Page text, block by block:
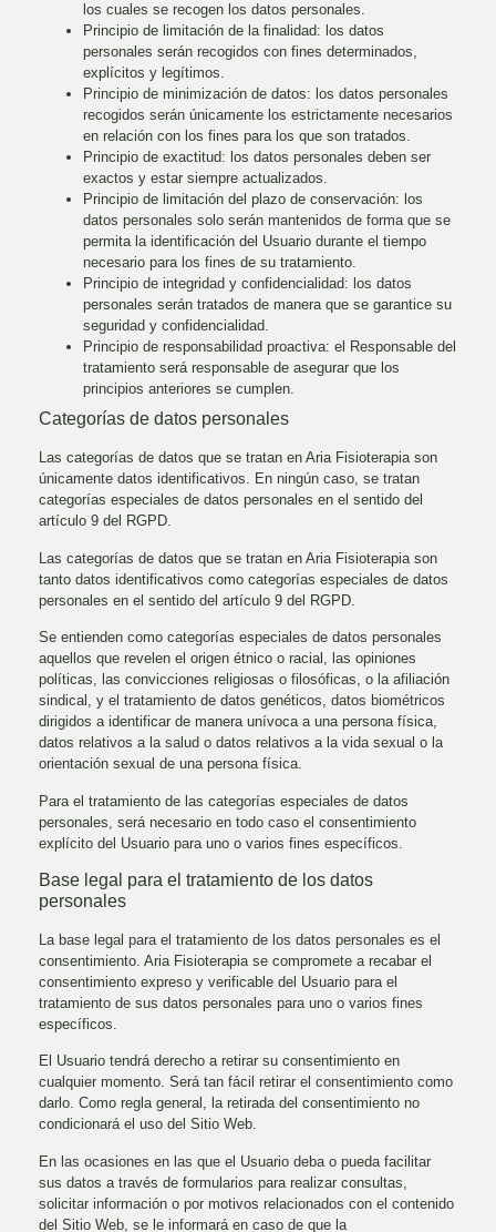
los cuales se recogen los datos personales.
Principio de limitación de la finalidad: los datos
personales serán recogidos con fines determinados,
explícitos y legítimos.
Principio de minimización de datos: los datos personales
recogidos serán únicamente los estrictamente necesarios
en relación con los fines para los que son tratados.
Principio de exactitud: los datos personales deben ser
exactos y estar siempre actualizados.
Principio de limitación del plazo de conservación: los
datos personales solo serán mantenidos de forma que se
permita la identificación del Usuario durante el tiempo
necesario para los fines de su tratamiento.
Principio de integridad y confidencialidad: los datos
personales serán tratados de manera que se garantice su
seguridad y confidencialidad.
Principio de responsabilidad proactiva: el Responsable del
tratamiento será responsable de asegurar que los
principios anteriores se cumplen.
Categorías de datos personales
Las categorías de datos que se tratan enAria Fisioterapiason
únicamente datos identificativos. En ningún caso, se tratan
categorías especiales de datos personales en el sentido del
artículo 9 del RGPD.
Las categorías de datos que se tratan enAria Fisioterapia son
tanto datos identificativos como categorías especiales de datos
personales en el sentido del artículo 9 del RGPD.
Se entienden como categorías especiales de datos personales
aquellos que revelen el origen étnico o racial, las opiniones
políticas, las convicciones religiosas o filosóficas, o la afiliación
sindical, y el tratamiento de datos genéticos, datos biométricos
dirigidos a identificar de manera unívoca a una persona física,
datos relativos a la salud o datos relativos a la vida sexual o la
orientación sexual de una persona física.
Para el tratamiento de las categorías especiales de datos
personales, será necesario en todo caso el consentimiento
explícito del Usuario para uno o varios fines específicos.
Base legal para el tratamiento de los datos
personales
La base legal para el tratamiento de los datos personales es el
consentimiento.Aria Fisioterapiase compromete a recabar el
consentimiento expreso y verificable del Usuario para el
tratamiento de sus datos personales para uno o varios fines
específicos.
El Usuario tendrá derecho a retirar su consentimiento en
cualquier momento. Será tan fácil retirar el consentimiento como
darlo. Como regla general, la retirada del consentimiento no
condicionará el uso del Sitio Web.
En las ocasiones en las que el Usuario deba o pueda facilitar
sus datos a través de formularios para realizar consultas,
solicitar información o por motivos relacionados con el contenido
del Sitio Web, se le informará en caso de que la